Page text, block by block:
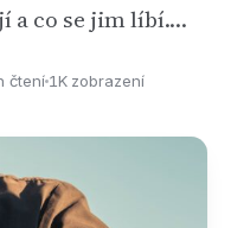
a co se jim líbí.…
čtení1K zobrazení